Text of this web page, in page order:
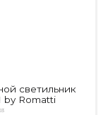
светильник
by Romatti